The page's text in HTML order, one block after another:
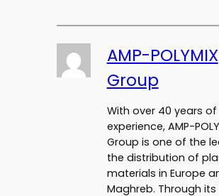
AMP-POLYMIX
Group
With over 40 years of
experience, AMP-
Group is one of the
the distribution of
materials in Europe
Maghreb. Through its